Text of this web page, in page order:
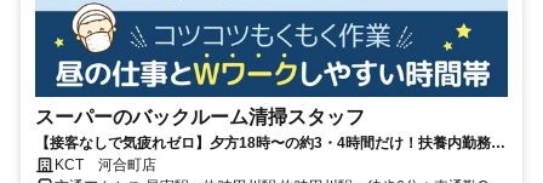
スーパーのバックルーム清掃スタッフ
【接客なしで気疲れゼロ】夕方18時〜の約3・4時間だけ！扶養内勤務
OK/副業・WワークOK！ 週2～の短時間勤務！シフト融通抜群！
KCT 河合町店